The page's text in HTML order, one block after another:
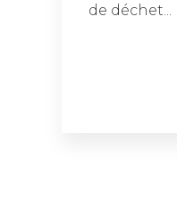
de déchet...